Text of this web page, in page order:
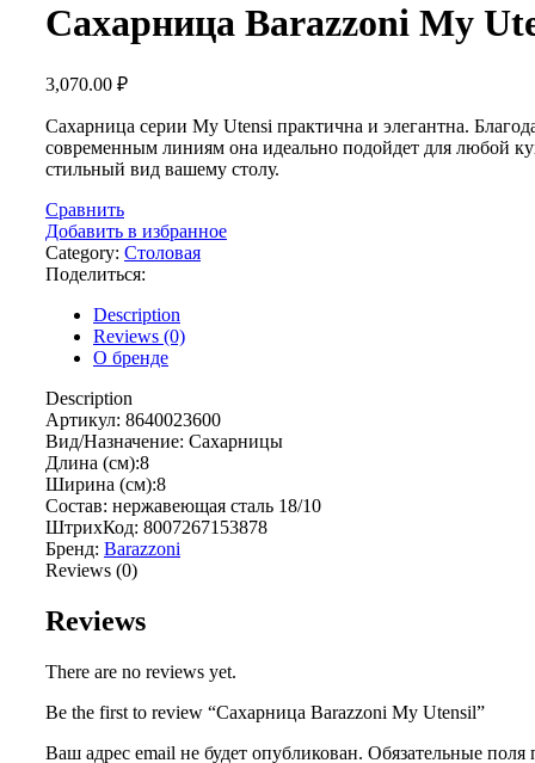
Сахарница Barazzoni My
3,070.00 ₽
Сахарница серии My Utensi практична и элегантна.
современным линиям она идеально подойдет для любой
стильный вид вашему столу.
Сравнить
Добавить в избранное
Category: Столовая
Поделиться:
Description
Reviews (0)
О бренде
Description
Артикул: 8640023600
Вид/Назначение: Сахарницы
Длина (см):8
Ширина (см):8
Состав: нержавеющая сталь 18/10
ШтрихКод: 8007267153878
Бренд: Barazzoni
Reviews (0)
Reviews
There are no reviews yet.
Be the first to review “Сахарница Barazzoni My Utensil”
Ваш адрес email не будет опубликован. Обязательные